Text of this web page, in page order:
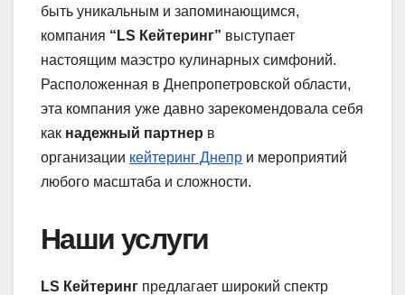
быть уникальным и запоминающимся,
компания “LS Кейтеринг” выступает
настоящим маэстро кулинарных симфоний.
Расположенная в Днепропетровской области,
эта компания уже давно зарекомендовала себя
как надежный партнер в
организации кейтеринг Днепр и мероприятий
любого масштаба и сложности.
Наши услуги
LS Кейтеринг предлагает широкий спектр